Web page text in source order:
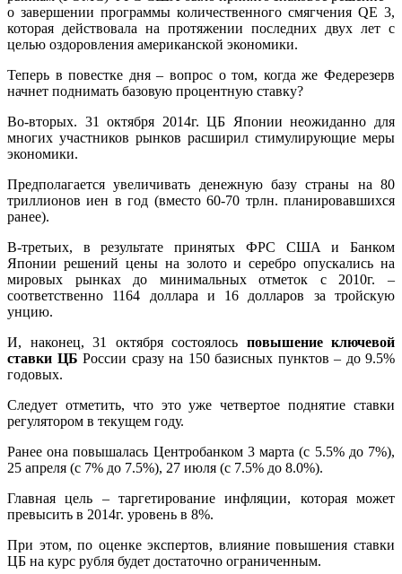
о завершении программы количественного смягчения QE 3,
которая действовала на протяжении последних двух лет с
целью оздоровления американской экономики.
Теперь в повестке дня – вопрос о том, когда же Федерезерв
начнет поднимать базовую процентную ставку?
Во-вторых. 31 октября 2014г. ЦБ Японии неожиданно для
многих участников рынков расширил стимулирующие меры
экономики.
Предполагается увеличивать денежную базу страны на 80
триллионов иен в год (вместо 60-70 трлн. планировавшихся
ранее).
В-третьих, в результате принятых ФРС США и Банком
Японии решений цены на золото и серебро опускались на
мировых рынках до минимальных отметок с 2010г. –
соответственно 1164 доллара и 16 долларов за тройскую
унцию.
И, наконец, 31 октября состоялось повышение ключевой
ставки ЦБ России сразу на 150 базисных пунктов – до 9.5%
годовых.
Следует отметить, что это уже четвертое поднятие ставки
регулятором в текущем году.
Ранее она повышалась Центробанком 3 марта (с 5.5% до 7%),
25 апреля (с 7% до 7.5%), 27 июля (с 7.5% до 8.0%).
Главная цель – таргетирование инфляции, которая может
превысить в 2014г. уровень в 8%.
При этом, по оценке экспертов, влияние повышения ставки
ЦБ на курс рубля будет достаточно ограниченным.